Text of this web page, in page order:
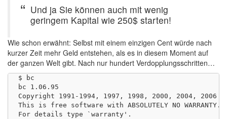
Und ja Sie können auch mit wenig
geringem Kapital wie 250$ starten!
Wie schon erwähnt: Selbst mit einem einzigen Cent würde nach
kurzer Zeit mehr Geld entstehen, als es in diesem Moment auf
der ganzen Welt gibt. Nach nur hundert Verdopplungsschritten…
$ bc
bc 1.06.95
Copyright 1991-1994, 1997, 1998, 2000, 2004, 2006
This is free software with ABSOLUTELY NO WARRANTY.
For details type `warranty'.